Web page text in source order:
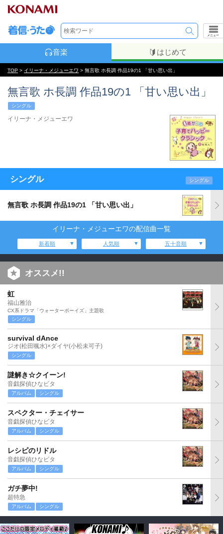
メニュー
音楽 はじめて
TOP > イリーナ・メジューエワ > 無言歌 ホ長調 作品19の1 「甘い思い出」
無言歌 ホ長調 作品19の1 「甘い思い出」
シングル
イリーナ・メジューエワ
シングル シングル
無言歌 ホ長調 作品19の1 「甘い思い出」
イリーナ・メジューエワの配信曲一覧
新着順 人気順 五十音順
オススメ!!
虹
福山雅治
CX系ドラマ「ウォーターボーイズ」主題歌
シングル
survival dAnce
ジオ(松田颯水)×ダイヤ(小松未可子)
シングル
謎解き☆クイーン!
音戯探偵ひなビタ
アルバム シングル
スペクター・チェイサー
音戯探偵ひなビタ
アルバム シングル
レシピのリドル
音戯探偵ひなビタ
アルバム シングル
ガチ夢中!
超特急
アルバム シングル